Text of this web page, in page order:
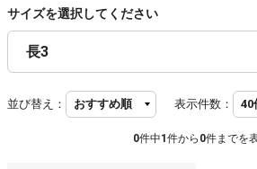
サイズを選択してください
並び替え： 表示件数：
0件中1 件から 0件までを